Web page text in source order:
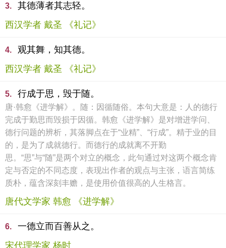
3.
其德薄者其志轻。
西汉学者 戴圣 《礼记》
4.
观其舞，知其德。
西汉学者 戴圣 《礼记》
5. 行成于思，毁于随。
唐·韩愈《进学解》。随：因循随俗。本句大意是：人的德行
完成于勤思而毁损于因循。韩愈《进学解》是对增进学问、
德行问题的辨析，其落脚点在于“业精”、“行成”。精于业的目
的，是为了成就德行。而德行的成就离不开勤
思。“思”与“随”是两个对立的概念，此句通过对这两个概念肯
定与否定的不同态度，表现出作者的观点与主张，语言简练
质朴，蕴含深刻丰赡，是使用价值很高的人生格言。
唐代文学家 韩愈 《进学解》
6.
一德立而百善从之。
宋代理学家 杨时